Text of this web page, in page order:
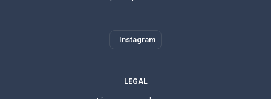
Instagram
LEGAL